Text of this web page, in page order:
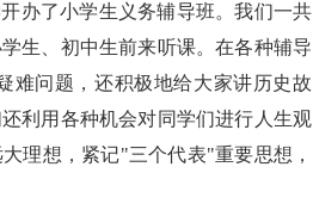
办了小学生义务辅导班。我们一共
生、初中生前来听课。在各种辅导
难问题，还积极地给大家讲历史故
利用各种机会对同学们进行人生观
理想，紧记"三个代表"重要思想，